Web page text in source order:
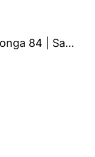
JOSEF SEIBEL Tonga 84 | Sandale für Damen | Beige